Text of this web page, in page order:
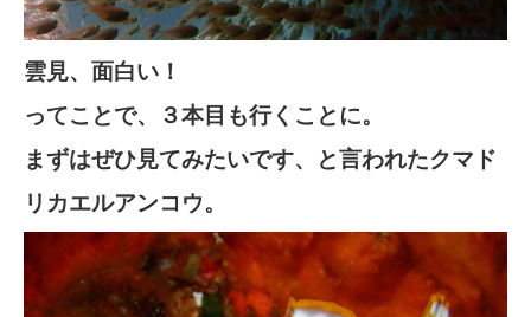
雲見、面白い！
ってことで、３本目も行くことに。
まずはぜひ見てみたいです、と言われたクマド
リカエルアンコウ。